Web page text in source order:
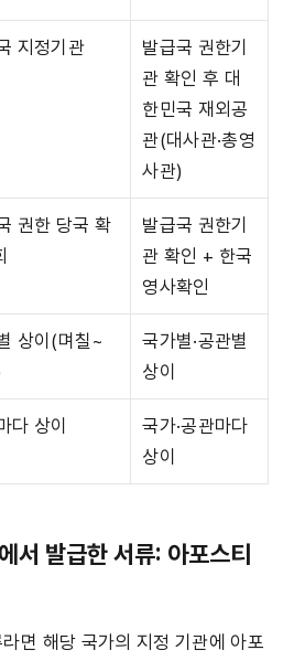
지정기관
발급국 권한기
관 확인 후 대
한민국 재외공
관(대사관·총영
사관)
권한 당국 확
발급국 권한기
관 확인 + 한국
영사확인
상이(며칠~
국가별·공관별
상이
다 상이
국가·공관마다
상이
서 발급한 서류: 아포스티
면 해당 국가의 지정 기관에 아포